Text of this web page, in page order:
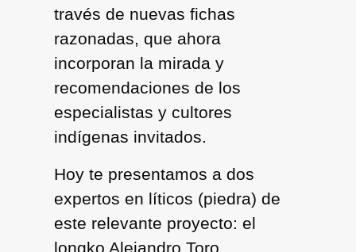
través de nuevas fichas
razonadas, que ahora
incorporan la mirada y
recomendaciones de los
especialistas y cultores
indígenas invitados.
Hoy te presentamos a dos
expertos en líticos (piedra) de
este relevante proyecto: el
longko Alejandro Toro